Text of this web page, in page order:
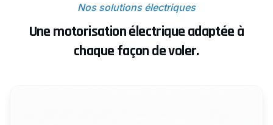
Nos solutions électriques
Une motorisation électrique adaptée à
chaque façon de voler.